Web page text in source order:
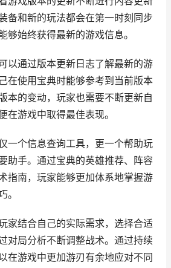
备和新的玩法都会在第一时刻同步
够始终获得最新的游戏信息。
以通过版本更新日志了解最新的游
在使用宝典时能够参考到当前版本
本的变动，玩家也需要不断更新自
在游戏中取得最佳表现。
一个信息查询工具，更一个帮助玩
助手。通过宝典的英雄推荐、阵容
指南，玩家能够更加体系地掌握游
。
家结合自己的实际需求，选择合适
对局分析不断调整战术。通过持续
在游戏中更加游刃有余地应对不同